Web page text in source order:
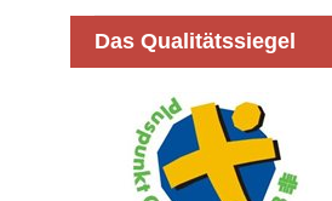
Das Qualitätssiegel